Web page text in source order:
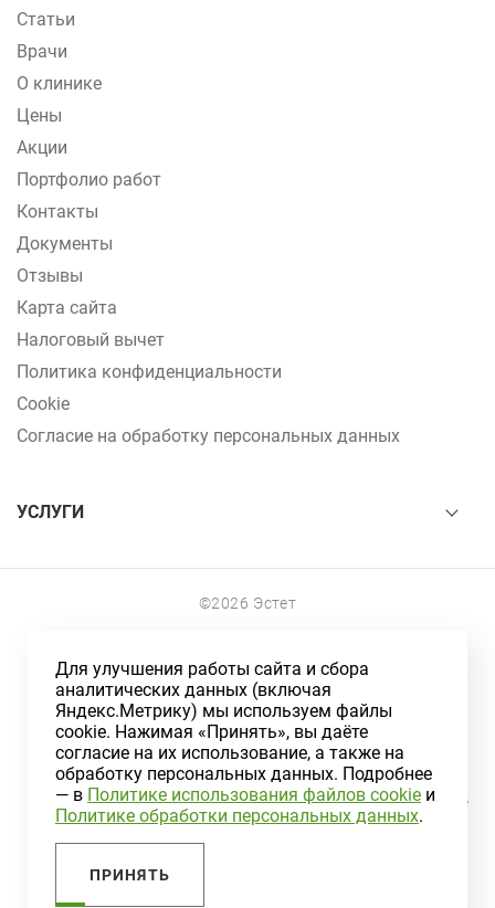
Статьи
Врачи
О клинике
Цены
Акции
Портфолио работ
Контакты
Документы
Отзывы
Карта сайта
Налоговый вычет
Политика конфиденциальности
Cookie
Согласие на обработку персональных данных
УСЛУГИ
©2026 Эстет
+7 (3823) 78-55-55
г.Томск, ул.Алтайская,159
+7 (3822) 99-55-02
Информация на сайте носит ознакомительный характер и не
является публичной офертой, определяемой положениями
Для улучшения работы сайта и сбора
аналитических данных (включая
Яндекс.Метрику) мы используем файлы
cookie. Нажимая «Принять», вы даёте
согласие на их использование, а также на
обработку персональных данных. Подробнее
— в Политике использования файлов cookie и
Политике обработки персональных данных.
ПРИНЯТЬ